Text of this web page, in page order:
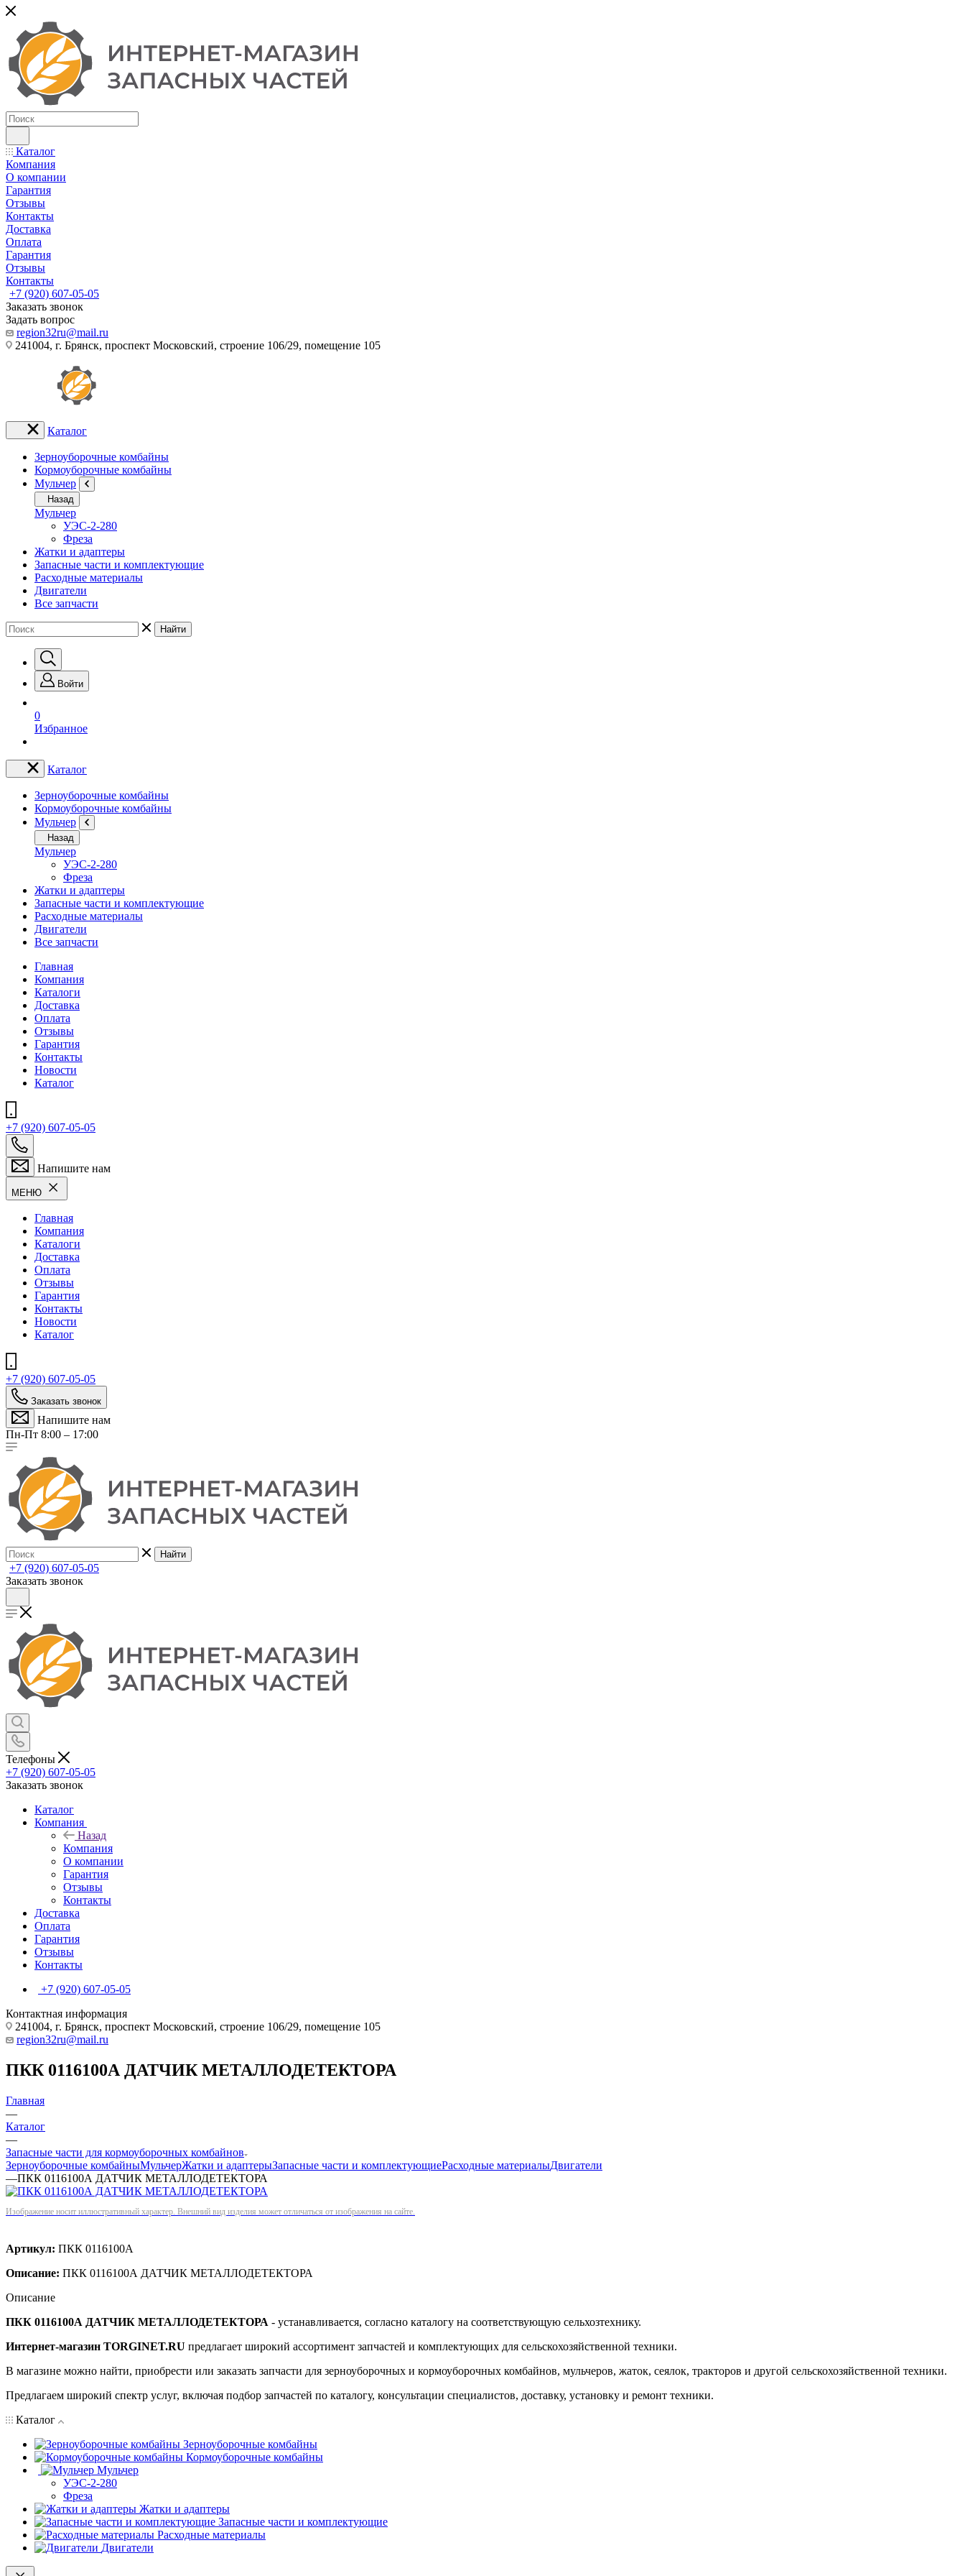
Каталог
Компания
О компании
Гарантия
Отзывы
Контакты
Доставка
Оплата
Гарантия
Отзывы
Контакты
+7 (920) 607-05-05
Заказать звонок
Задать вопрос
region32ru@mail.ru
241004, г. Брянск, проспект Московский, строение 106/29, помещение 105
Каталог
Зерноуборочные комбайны
Кормоуборочные комбайны
Мульчер
Назад
Мульчер
УЭС-2-280
Фреза
Жатки и адаптеры
Запасные части и комплектующие
Расходные материалы
Двигатели
Все запчасти
Найти
Войти
0
Избранное
Каталог
Зерноуборочные комбайны
Кормоуборочные комбайны
Мульчер
Назад
Мульчер
УЭС-2-280
Фреза
Жатки и адаптеры
Запасные части и комплектующие
Расходные материалы
Двигатели
Все запчасти
Главная
Компания
Каталоги
Доставка
Оплата
Отзывы
Гарантия
Контакты
Новости
Каталог
+7 (920) 607-05-05
Напишите нам
МЕНЮ
Главная
Компания
Каталоги
Доставка
Оплата
Отзывы
Гарантия
Контакты
Новости
Каталог
+7 (920) 607-05-05
Заказать звонок
Напишите нам
Пн-Пт 8:00 – 17:00
Найти
+7 (920) 607-05-05
Заказать звонок
Телефоны
+7 (920) 607-05-05
Заказать звонок
Каталог
Компания
Назад
Компания
О компании
Гарантия
Отзывы
Контакты
Доставка
Оплата
Гарантия
Отзывы
Контакты
+7 (920) 607-05-05
Контактная информация
241004, г. Брянск, проспект Московский, строение 106/29, помещение 105
region32ru@mail.ru
ПКК 0116100А ДАТЧИК МЕТАЛЛОДЕТЕКТОРА
Главная
—
Каталог
—
Запасные части для кормоуборочных комбайнов
Зерноуборочные комбайныМульчерЖатки и адаптерыЗапасные части и комплектующиеРасходные материалыДвигатели
—ПКК 0116100А ДАТЧИК МЕТАЛЛОДЕТЕКТОРА
Изображение носит иллюстративный характер. Внешний вид изделия может отличаться от изображения на сайте.
Артикул: ПКК 0116100А
Описание: ПКК 0116100А ДАТЧИК МЕТАЛЛОДЕТЕКТОРА
Описание
ПКК 0116100А ДАТЧИК МЕТАЛЛОДЕТЕКТОРА - устанавливается, согласно каталогу на соответствующую сельхозтехнику.
Интернет-магазин TORGINET.RU предлагает широкий ассортимент запчастей и комплектующих для сельскохозяйственной техники.
В магазине можно найти, приобрести или заказать запчасти для зерноуборочных и кормоуборочных комбайнов, мульчеров, жаток, сеялок, тракторов и другой сельскохозяйственной техники.
Предлагаем широкий спектр услуг, включая подбор запчастей по каталогу, консультации специалистов, доставку, установку и ремонт техники.
Каталог
Зерноуборочные комбайны
Кормоуборочные комбайны
Мульчер
УЭС-2-280
Фреза
Жатки и адаптеры
Запасные части и комплектующие
Расходные материалы
Двигатели